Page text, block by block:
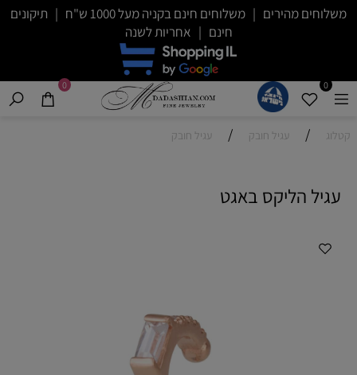
משלוחים מהירים | משלוחים חינם בקניה מעל 1000 ש"ח | תיקונים
חינם | אחריות לשנה
0
0
קטלוג / עגיל חובק / עגיל חובק
עגיל הליקס באגט